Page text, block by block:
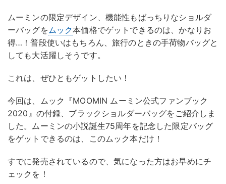
ムーミンの限定デザイン、機能性もばっちりなショルダ
ーバッグを ムック本価格でゲットできるのは、かなりお
得…！普段使いはもちろん、旅行のときの手荷物バッグと
しても大活躍しそうです。
これは、ぜひともゲットしたい！
今回は、ムック『MOOMIN ムーミン公式ファンブック
2020』の付録、ブラックショルダーバッグをご紹介しま
した。ムーミンの小説誕生75周年を記念した限定バッグ
をゲットできるのは、このムック本だけ！
すでに発売されているので、気になった方はお早めにチ
ェックを！